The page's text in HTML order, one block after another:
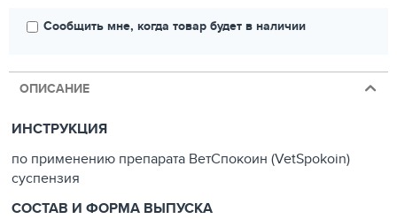
Сообщить мне, когда товар будет в наличии
ОПИСАНИЕ
ИНСТРУКЦИЯ
по применению препарата ВетСпокоин (VetSpokoin)
суспензия
СОСТАВ И ФОРМА ВЫПУСКА